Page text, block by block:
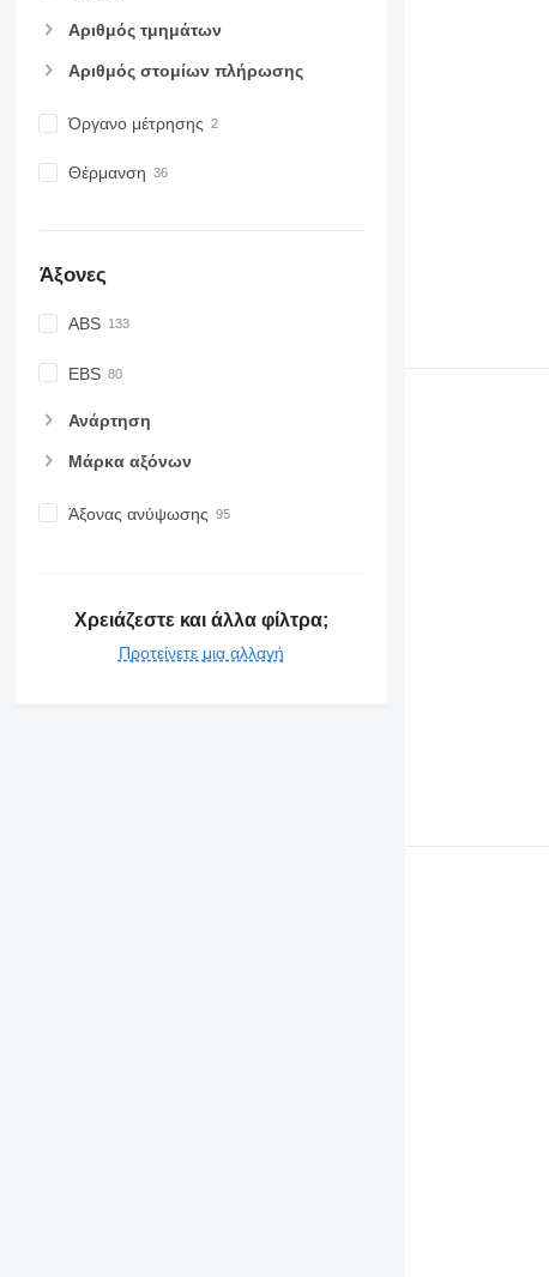
Αριθμός τμημάτων
Αριθμός στομίων πλήρωσης
Όργανο μέτρησης
Θέρμανση
Άξονες
ABS
EBS
Ανάρτηση
Μάρκα αξόνων
Άξονας ανύψωσης
Χρειάζεστε και άλλα φίλτρα;
Προτείνετε μια αλλαγή